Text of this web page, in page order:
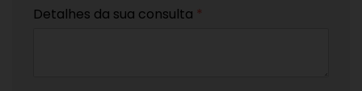
Detalhes da sua consulta *